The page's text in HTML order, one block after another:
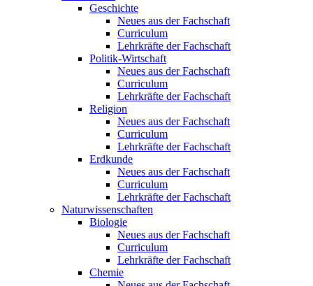
Geschichte
Neues aus der Fachschaft
Curriculum
Lehrkräfte der Fachschaft
Politik-Wirtschaft
Neues aus der Fachschaft
Curriculum
Lehrkräfte der Fachschaft
Religion
Neues aus der Fachschaft
Curriculum
Lehrkräfte der Fachschaft
Erdkunde
Neues aus der Fachschaft
Curriculum
Lehrkräfte der Fachschaft
Naturwissenschaften
Biologie
Neues aus der Fachschaft
Curriculum
Lehrkräfte der Fachschaft
Chemie